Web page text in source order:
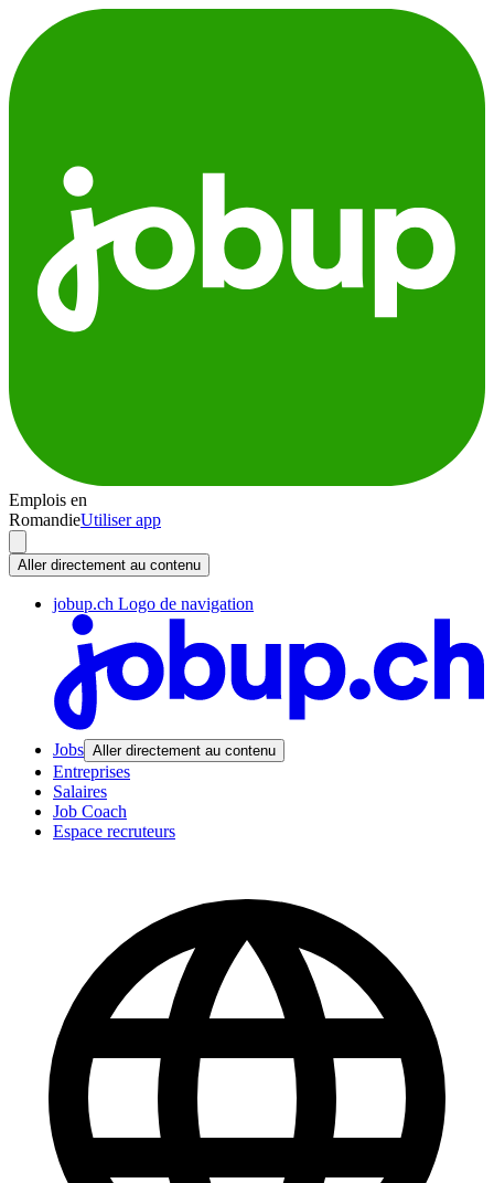
Emplois en
RomandieUtiliser app
Aller directement au contenu
jobup.ch Logo de navigation
Jobs Aller directement au contenu
Entreprises
Salaires
Job Coach
Espace recruteurs